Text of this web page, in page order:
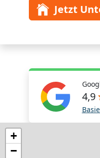
Jetzt
4,9
+
−